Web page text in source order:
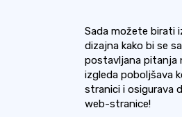
Sada možete birati
dizajna kako bi se
postavljana pitanja
izgleda poboljšava
stranici i osigurava
web-stranice!